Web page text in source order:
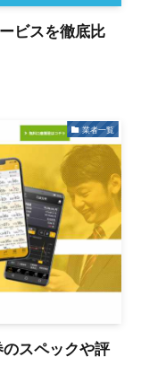
ビスを徹底比
業者一覧
のスペックや評